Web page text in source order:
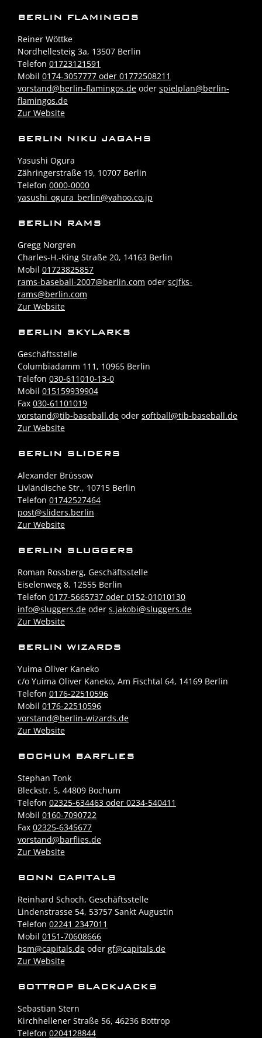
BERLIN FLAMINGOS
Reiner Wöttke
Nordhellesteig 3a, 13507 Berlin
Telefon 01723121591
Mobil 0174-3057777 oder 01772508211
vorstand@berlin-flamingos.de oder spielplan@berlin-
flamingos.de
Zur Website
BERLIN NIKU JAGAHS
Yasushi Ogura
Zähringerstraße 19, 10707 Berlin
Telefon 0000-0000
yasushi_ogura_berlin@yahoo.co.jp
BERLIN RAMS
Gregg Norgren
Charles-H.-King Straße 20, 14163 Berlin
Mobil 01723825857
rams-baseball-2007@berlin.com oder scjfks-
rams@berlin.com
Zur Website
BERLIN SKYLARKS
Geschäftsstelle
Columbiadamm 111, 10965 Berlin
Telefon 030-611010-13-0
Mobil 015159939904
Fax 030-61101019
vorstand@tib-baseball.de oder softball@tib-baseball.de
Zur Website
BERLIN SLIDERS
Alexander Brüssow
Livländische Str., 10715 Berlin
Telefon 01742527464
post@sliders.berlin
Zur Website
BERLIN SLUGGERS
Roman Rossberg, Geschäftsstelle
Eiselenweg 8, 12555 Berlin
Telefon 0177-5665737 oder 0152-01010130
info@sluggers.de oder s.jakobi@sluggers.de
Zur Website
BERLIN WIZARDS
Yuima Oliver Kaneko
c/o Yuima Oliver Kaneko, Am Fischtal 64, 14169 Berlin
Telefon 0176-22510596
Mobil 0176-22510596
vorstand@berlin-wizards.de
Zur Website
BOCHUM BARFLIES
Stephan Tonk
Bleckstr. 5, 44809 Bochum
Telefon 02325-634463 oder 0234-540411
Mobil 0160-7090722
Fax 02325-6345677
vorstand@barflies.de
Zur Website
BONN CAPITALS
Reinhard Schoch, Geschäftsstelle
Lindenstrasse 54, 53757 Sankt Augustin
Telefon 02241 2347011
Mobil 0151-70608666
bsm@capitals.de oder gf@capitals.de
Zur Website
BOTTROP BLACKJACKS
Sebastian Stern
Kirchhellener Straße 56, 46236 Bottrop
Telefon 0204128844